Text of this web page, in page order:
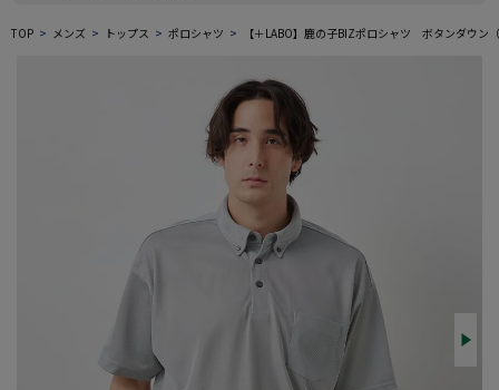
TOP メンズ トップス ポロシャツ 【＋LABO】鹿の子BIZポロシャツ ボタンダウン